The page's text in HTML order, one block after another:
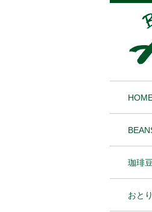
珈琲豆
おと